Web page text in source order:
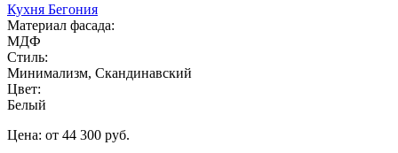
Кухня Бегония
Материал фасада:
МДФ
Стиль:
Минимализм, Скандинавский
Цвет:
Белый
Цена: от 44 300 руб.